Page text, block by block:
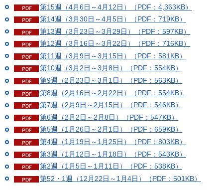
第15週（4月6日～4月12日）（PDF：4,363KB）
第14週（3月30日～4月5日）（PDF：719KB）
第13週（3月23日～3月29日）（PDF：597KB）
第12週（3月16日～3月22日）（PDF：716KB）
第11週（3月9日～3月15日）（PDF：581KB）
第10週（3月2日～3月8日）（PDF：554KB）
第9週（2月23日～3月1日）（PDF：563KB）
第8週（2月16日～2月22日）（PDF：554KB）
第7週（2月9日～2月15日）（PDF：546KB）
第6週（2月2日～2月8日）（PDF：547KB）
第5週（1月26日～2月1日）（PDF：659KB）
第4週（1月19日～1月25日）（PDF：803KB）
第3週（1月12日～1月18日）（PDF：543KB）
第2週（1月5日～1月11日）（PDF：538KB）
第52・1週（12月22日～1月4日）（PDF：501KB）